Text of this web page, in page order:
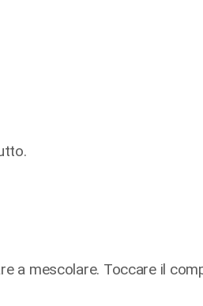
a mescolare. Toccare il